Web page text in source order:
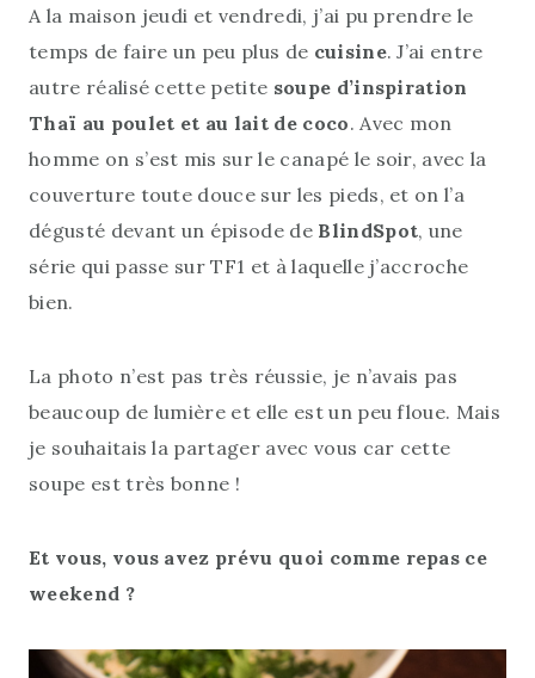
A la maison jeudi et vendredi, j’ai pu prendre le
temps de faire un peu plus de cuisine. J’ai entre
autre réalisé cette petite soupe d’inspiration
Thaï au poulet et au lait de coco. Avec mon
homme on s’est mis sur le canapé le soir, avec la
couverture toute douce sur les pieds, et on l’a
dégusté devant un épisode de BlindSpot, une
série qui passe sur TF1 et à laquelle j’accroche
bien.
La photo n’est pas très réussie, je n’avais pas
beaucoup de lumière et elle est un peu floue. Mais
je souhaitais la partager avec vous car cette
soupe est très bonne !
Et vous, vous avez prévu quoi comme repas ce
weekend ?